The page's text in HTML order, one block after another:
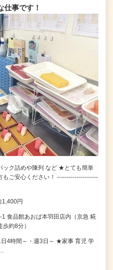
仕事です！
ック詰めや陳列 など ★とても簡単
もご安心ください！ ---------------------
1,400円
食品館あおば本羽田店内（京急 糀
約8分）
4時間～・週3日～ ★家事 育児 学